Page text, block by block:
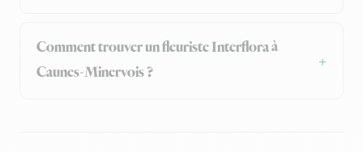
Comment trouver un fleuriste Interflora à
Caunes-Minervois ?